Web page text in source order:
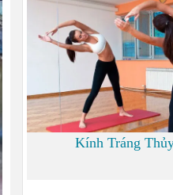
Kính Tráng